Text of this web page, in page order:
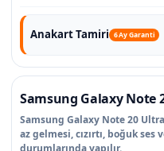
Anakart Tamiri 6 Ay Garanti
Samsung Galaxy Note
Samsung Galaxy Note 20
az gelmesi, cızırtı, boğuk ses
durumlarında yapılır.